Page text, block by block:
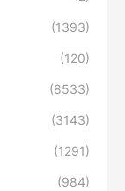
(1393)
(120)
(8533)
(3143)
(1291)
(984)